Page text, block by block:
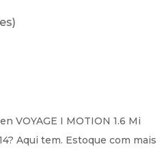
VOYAGE I MOTION 1.6 Mi
Aqui tem. Estoque com mais